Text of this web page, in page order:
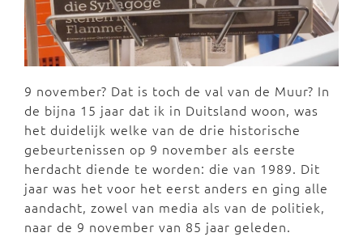
9 november? Dat is toch de val van de Muur? In
de bijna 15 jaar dat ik in Duitsland woon, was
het duidelijk welke van de drie historische
gebeurtenissen op 9 november als eerste
herdacht diende te worden: die van 1989. Dit
jaar was het voor het eerst anders en ging alle
aandacht, zowel van media als van de politiek,
naar de 9 november van 85 jaar geleden.